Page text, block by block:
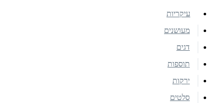
עיקריות
מעושנים
דגים
תוספות
ירקות
סלטים